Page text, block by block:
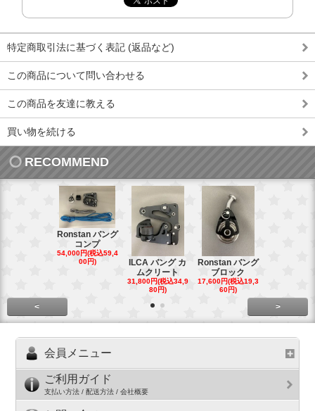
特定商取引法に基づく表記 (返品など)
この商品について問い合わせる
この商品を友達に教える
買い物を続ける
RECOMMEND
Ronstan バング
コンプ
54,000円(税込59,4
00円)
ILCA バング カ
ムクリート
31,800円(税込34,9
80円)
Ronstan バング
ブロック
17,600円(税込19,3
60円)
< >
会員メニュー
ご利用ガイド
支払い方法 / 配送方法 / 会社概要